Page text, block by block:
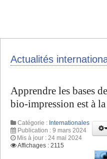
Actualités
Apprendre les bases
bio-impression est à
Catégorie : Internationales
Publication : 9 mars 2024
Mis à jour : 24 mai 2024
Affichages : 2115